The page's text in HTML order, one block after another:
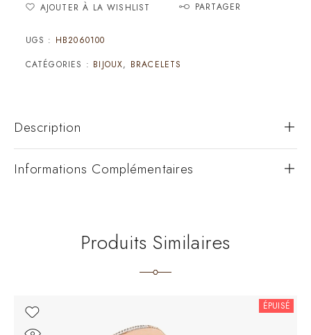
AJOUTER À LA WISHLIST PARTAGER
UGS : HB2060100
CATÉGORIES : BIJOUX, BRACELETS
Description
Informations Complémentaires
Produits Similaires
ÉPUISÉ